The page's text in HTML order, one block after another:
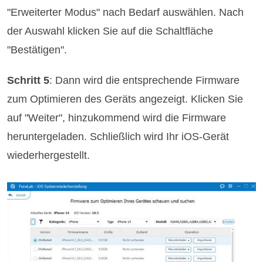
"Erweiterter Modus" nach Bedarf auswählen. Nach
der Auswahl klicken Sie auf die Schaltfläche
"Bestätigen".
Schritt 5: Dann wird die entsprechende Firmware
zum Optimieren des Geräts angezeigt. Klicken Sie
auf "Weiter", hinzukommend wird die Firmware
heruntergeladen. Schließlich wird Ihr iOS-Gerät
wiederhergestellt.